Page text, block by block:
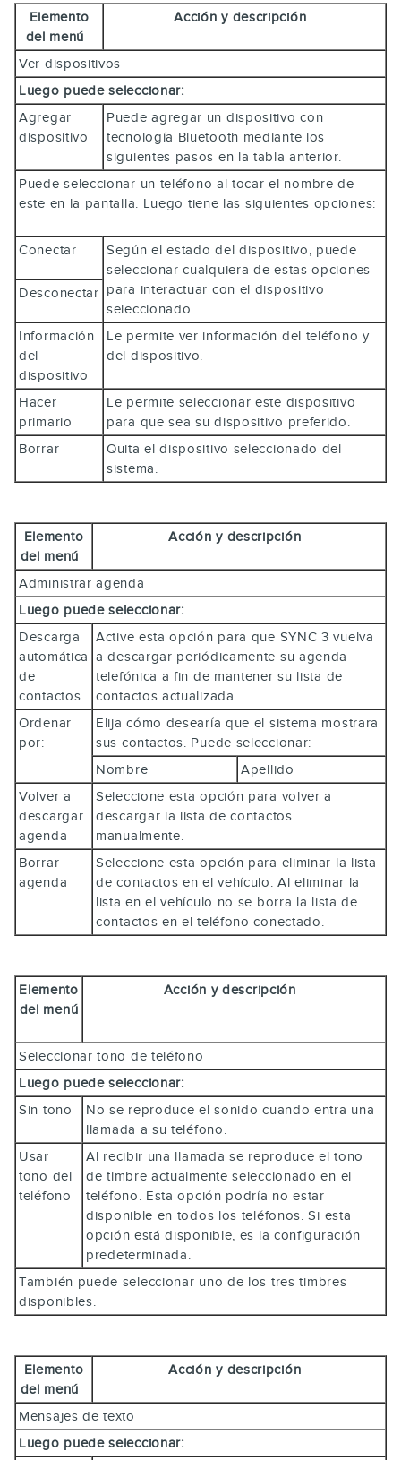
Elemento
del menú
Acción y descripción
Ver dispositivos
Luego puede seleccionar:
Agregar
dispositivo
Puede agregar un dispositivo con
tecnología Bluetooth mediante los
siguientes pasos en la tabla anterior.
Puede seleccionar un teléfono al tocar el nombre de
este en la pantalla. Luego tiene las siguientes opciones:
Conectar
Según el estado del dispositivo, puede
seleccionar cualquiera de estas opciones
para interactuar con el dispositivo
seleccionado.
Desconectar
Información
del
dispositivo
Le permite ver información del teléfono y
del dispositivo.
Hacer
primario
Le permite seleccionar este dispositivo
para que sea su dispositivo preferido.
Borrar
Quita el dispositivo seleccionado del
sistema.
Elemento
del menú
Acción y descripción
Administrar agenda
Luego puede seleccionar:
Descarga
automática
de
contactos
Active esta opción para que SYNC 3 vuelva
a descargar periódicamente su agenda
telefónica a fin de mantener su lista de
contactos actualizada.
Ordenar
por:
Elija cómo desearía que el sistema mostrara
sus contactos. Puede seleccionar:
Nombre
Apellido
Volver a
descargar
agenda
Seleccione esta opción para volver a
descargar la lista de contactos
manualmente.
Borrar
agenda
Seleccione esta opción para eliminar la lista
de contactos en el vehículo. Al eliminar la
lista en el vehículo no se borra la lista de
contactos en el teléfono conectado.
Elemento
del menú
Acción y descripción
Seleccionar tono de teléfono
Luego puede seleccionar:
Sin tono
No se reproduce el sonido cuando entra una
llamada a su teléfono.
Usar
tono del
teléfono
Al recibir una llamada se reproduce el tono
de timbre actualmente seleccionado en el
teléfono. Esta opción podría no estar
disponible en todos los teléfonos. Si esta
opción está disponible, es la configuración
predeterminada.
También puede seleccionar uno de los tres timbres
disponibles.
Elemento
del menú
Acción y descripción
Mensajes de texto
Luego puede seleccionar: